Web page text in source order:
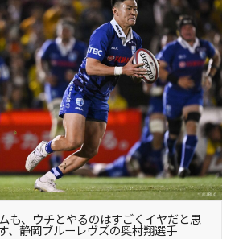
も、ウチとやるのはすごくイヤだと思
、静岡ブルーレヴズの奥村翔選手